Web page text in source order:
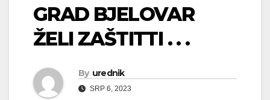
GRAD BJELOVAR
ŽELI ZAŠTITTI . . .
By urednik
SRP 6, 2023